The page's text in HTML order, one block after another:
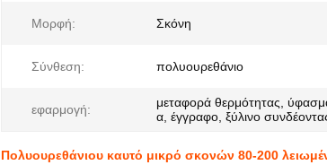
Μορφή: Σκόνη
Σύνθεση: πολυουρεθάνιο
εφαρμογή:
μεταφορά θερμότητας,
α, έγγραφο, ξύλινο
Πολυουρεθάνιου καυτό μικρό σκονών 80-200